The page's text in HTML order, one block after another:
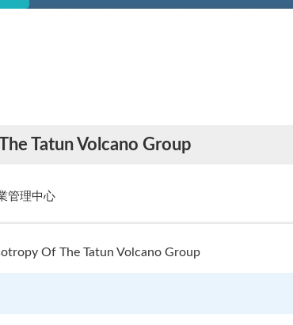
Tatun Volcano Group
管理中心
Of The Tatun Volcano Group